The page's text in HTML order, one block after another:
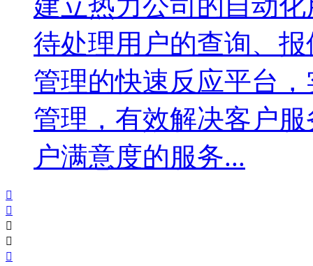
待处理用户的查询、
管理的快速反应平台
管理，有效解决客户
户满意度的服务...




